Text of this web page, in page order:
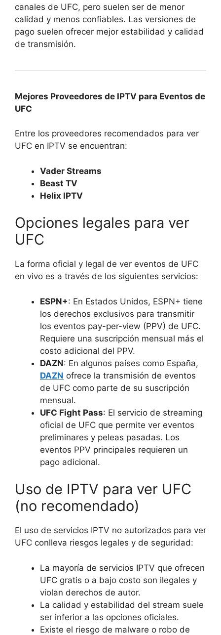
canales de UFC, pero suelen ser de menor
calidad y menos confiables. Las versiones de
pago suelen ofrecer mejor estabilidad y calidad
de transmisión.
Mejores Proveedores de IPTV para Eventos de
UFC
Entre los proveedores recomendados para ver
UFC en IPTV se encuentran:
Vader Streams
Beast TV
Helix IPTV
Opciones legales para ver
UFC
La forma oficial y legal de ver eventos de UFC
en vivo es a través de los siguientes servicios:
ESPN+: En Estados Unidos, ESPN+ tiene
los derechos exclusivos para transmitir
los eventos pay-per-view (PPV) de UFC.
Requiere una suscripción mensual más el
costo adicional del PPV.
DAZN: En algunos países como España,
DAZN ofrece la transmisión de eventos
de UFC como parte de su suscripción
mensual.
UFC Fight Pass: El servicio de streaming
oficial de UFC que permite ver eventos
preliminares y peleas pasadas. Los
eventos PPV principales requieren un
pago adicional.
Uso de IPTV para ver UFC
(no recomendado)
El uso de servicios IPTV no autorizados para ver
UFC conlleva riesgos legales y de seguridad:
La mayoría de servicios IPTV que ofrecen
UFC gratis o a bajo costo son ilegales y
violan derechos de autor.
La calidad y estabilidad del stream suele
ser inferior a las opciones oficiales.
Existe el riesgo de malware o robo de